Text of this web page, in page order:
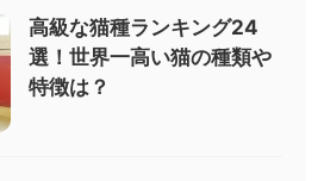
高級な猫種ランキング24
選！世界一高い猫の種類や
特徴は？